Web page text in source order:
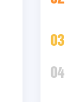
03
04